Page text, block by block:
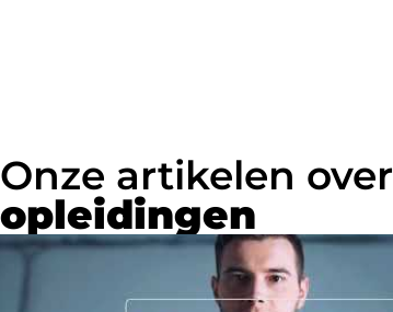
Onze artikelen over
opleidingen